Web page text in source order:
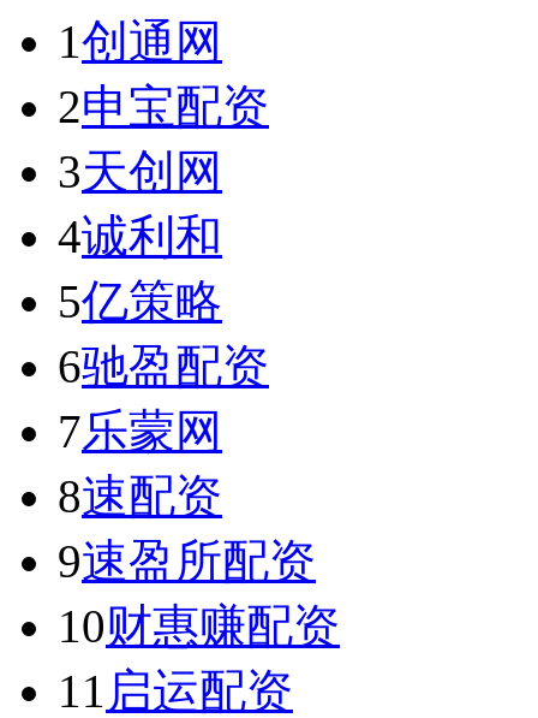
1创通网
2申宝配资
3天创网
4诚利和
5亿策略
6驰盈配资
7乐蒙网
8速配资
9速盈所配资
10财惠赚配资
11 启运配资